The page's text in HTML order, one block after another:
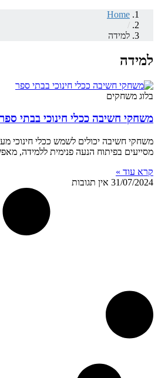
Home
/
למידה
למידה
בלוג משחקים
משחקי חשיבה ככלי חינוכי בבתי
משחקי חשיבה יכולים לשמש ככלי חינוכי
מסייעים בפיתוח הנעה פנימית ללמידה,
קרא עוד »
31/07/2024 אין תגובות